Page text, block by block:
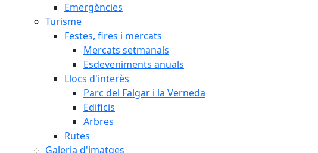
Emergències
Turisme
Festes, fires i mercats
Mercats setmanals
Esdeveniments anuals
Llocs d'interès
Parc del Falgar i la Verneda
Edificis
Arbres
Rutes
Galeria d'imatges